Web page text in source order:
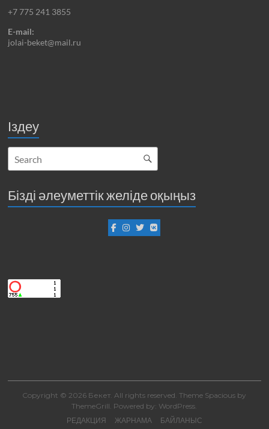
+7 775 241 3855
E-mail:
jolai-beket@mail.ru
Іздеу
Бізді әлеуметтік желіде оқыңыз
Copyright © 2026 Бекет. All rights reserved. Theme Spacious by
ThemeGrill. Powered by: WordPress.
РЕДАКЦИЯ
ЖАРНАМА БАЙЛАНЫС